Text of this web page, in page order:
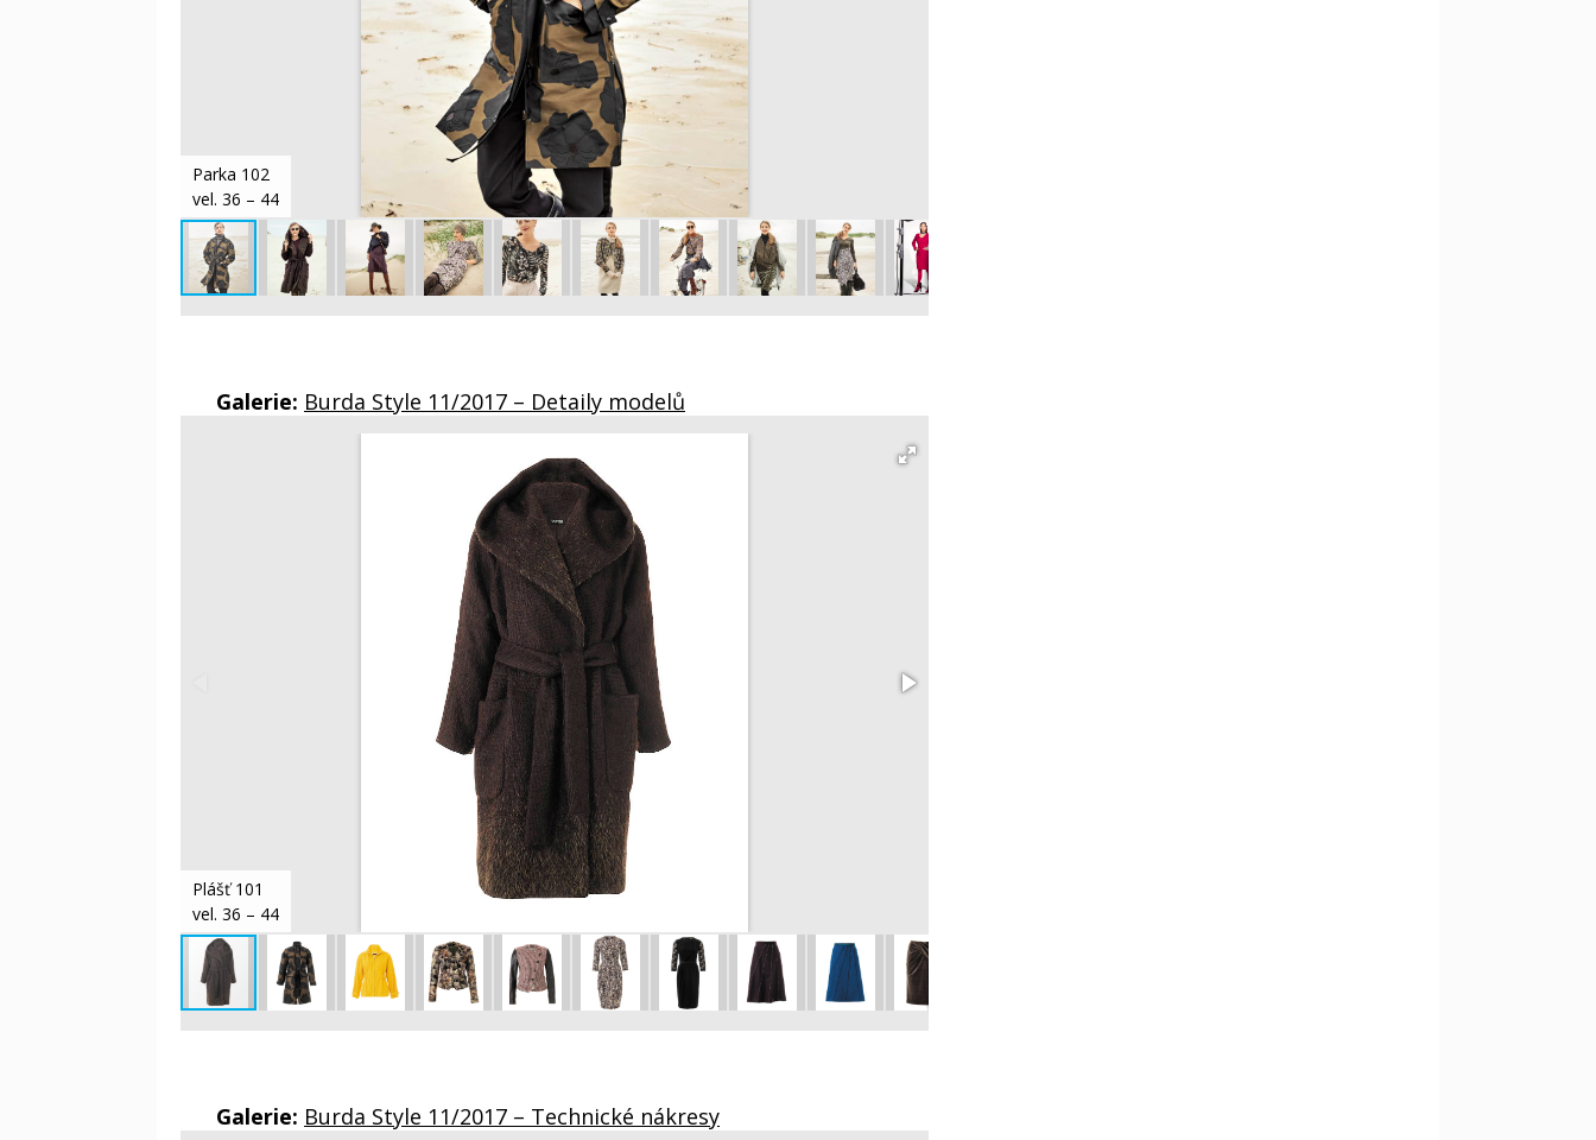
Parka 102
vel. 36 – 44
Galerie: Burda Style 11/2017 – Detaily modelů
Plášť 101
vel. 36 – 44
Galerie: Burda Style 11/2017 – Technické nákresy